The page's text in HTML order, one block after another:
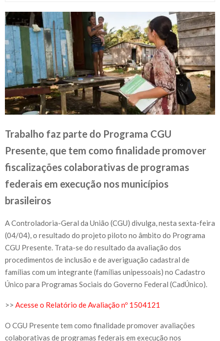
Trabalho faz parte do Programa CGU
Presente, que tem como finalidade promover
fiscalizações colaborativas de programas
federais em execução nos municípios
brasileiros
A Controladoria-Geral da União (CGU) divulga, nesta sexta-feira
(04/04), o resultado do projeto piloto no âmbito do Programa
CGU Presente. Trata-se do resultado da avaliação dos
procedimentos de inclusão e de averiguação cadastral de
famílias com um integrante (famílias unipessoais) no Cadastro
Único para Programas Sociais do Governo Federal (CadÚnico).
>> Acesse o Relatório de Avaliação nº 1504121
O CGU Presente tem como finalidade promover avaliações
colaborativas de programas federais em execução nos